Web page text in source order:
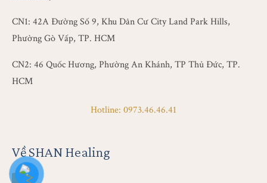
CN1: 42A Đường Số 9, Khu Dân Cư City Land Park Hills,
Phường Gò Vấp, TP. HCM
CN2: 46 Quốc Hương, Phường An Khánh, TP Thủ Đức, TP.
HCM
Hotline: 0973.46.46.41
Về SHAN Healing